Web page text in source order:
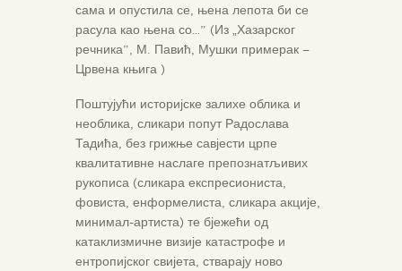
сама и опустила се, њена лепота би се
расула као њена со…” (Из „Хазарског
речника”, М. Павић, Мушки примерак –
Црвена књига )
Поштујући историјске залихе облика и
необлика, сликари попут Радослава
Тадића, без грижње савјести црпе
квалитативне наслаге препознатљивих
рукописа (сликара експресиониста,
фовиста, енформелиста, сликара акције,
минимал-артиста) те бјежећи од
катаклизмичне визије катастрофе и
ентропијског свијета, стварају ново